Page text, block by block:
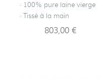
· 100% pure laine vierge
· Tissé à la main
803,00 €